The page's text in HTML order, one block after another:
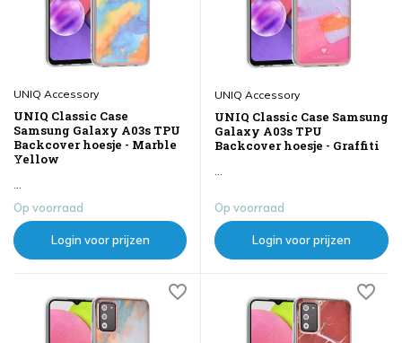
UNIQ Accessory
UNIQ Classic Case
Samsung Galaxy A03s TPU
Backcover hoesje - Marble
Yellow
...
Op voorraad
Login voor prijzen
UNIQ Accessory
UNIQ Classic Case Samsung
Galaxy A03s TPU
Backcover hoesje - Graffiti
Op voorraad
Login voor prijzen